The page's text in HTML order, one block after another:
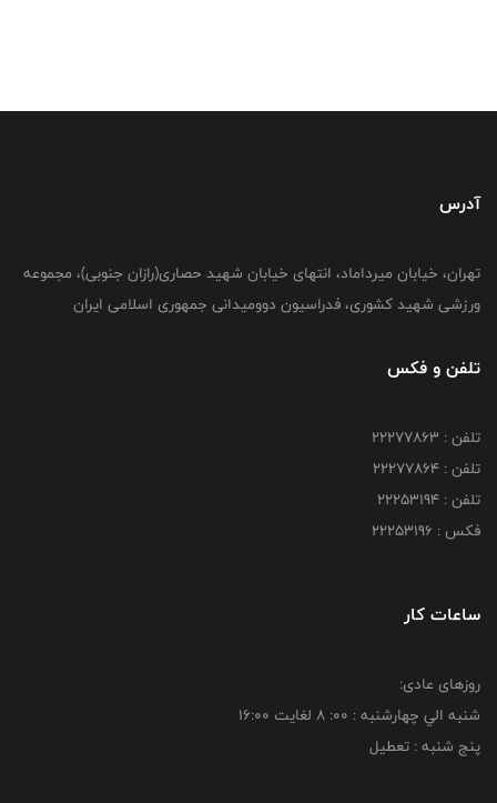
آدرس
تهران، خیابان میرداماد، انتهای خیابان شهید حصاری(رازان جنوبی)، مجموعه
ورزشی شهید کشوری، فدراسیون دوومیدانی جمهوری اسلامی ایران
تلفن و فکس
تلفن : 22277863
تلفن : 22277864
تلفن : 22253194
فکس : 22253196
ساعات کار
روزهای عادی:
شنبه الي چهارشنبه : 00: 8 لغايت 16:00
پنج شنبه : تعطیل